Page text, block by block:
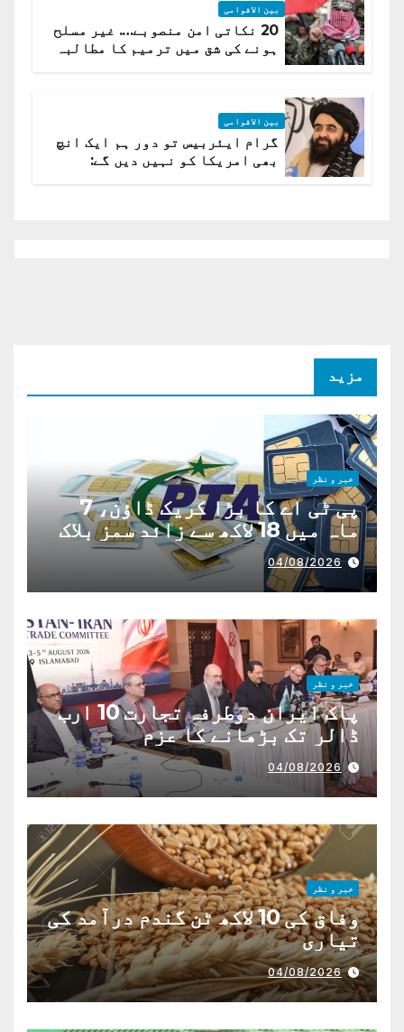
بین الاقوامی
20 نکاتی امن منصوبے…. غیر مسلح
ہونے کی شق میں ترمیم کا مطالبہ
بین الاقوامی
گرام ایئربیس تو دور ہم ایک انچ
بھی امریکا کو نہیں دیں گے:
مزید
خبر و نظر
پی ٹی اے کا بڑا کریک ڈاؤن، 7
ماہ میں 18 لاکھ سے زائد سمز بلاک
04/08/2026
خبر و نظر
پاک ایران دوطرفہ تجارت 10 ارب
ڈالر تک بڑھانے کا عزم
04/08/2026
خبر و نظر
وفاق کی 10 لاکھ ٹن گندم درآمد کی
تیاری
04/08/2026